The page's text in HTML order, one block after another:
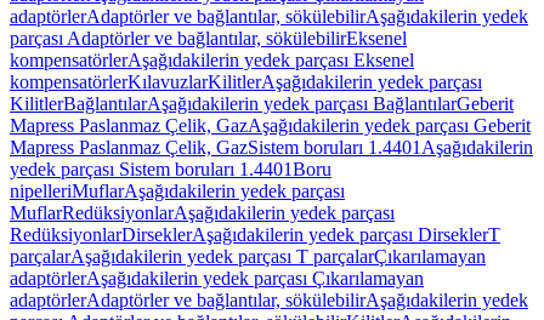
adaptörlerAdaptörler ve bağlantılar, sökülebilirAşağıdakilerin yedek
parçası Adaptörler ve bağlantılar, sökülebilirEksenel
kompensatörlerAşağıdakilerin yedek parçası Eksenel
kompensatörlerKılavuzlarKilitlerAşağıdakilerin yedek parçası
KilitlerBağlantılarAşağıdakilerin yedek parçası BağlantılarGeberit
Mapress Paslanmaz Çelik, GazAşağıdakilerin yedek parçası Geberit
Mapress Paslanmaz Çelik, GazSistem boruları 1.4401 Aşağıdakilerin
yedek parçası Sistem boruları 1.4401Boru
nipelleriMuflarAşağıdakilerin yedek parçası
MuflarRedüksiyonlarAşağıdakilerin yedek parçası
RedüksiyonlarDirseklerAşağıdakilerin yedek parçası DirseklerT
parçalarAşağıdakilerin yedek parçası T parçalarÇıkarılamayan
adaptörlerAşağıdakilerin yedek parçası Çıkarılamayan
adaptörlerAdaptörler ve bağlantılar, sökülebilirAşağıdakilerin yedek